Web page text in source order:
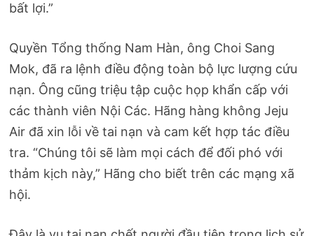
bất lợi.”
Quyền Tổng thống Nam Hàn, ông Choi Sang
Mok, đã ra lệnh điều động toàn bộ lực lượng cứu
nạn. Ông cũng triệu tập cuộc họp khẩn cấp với
các thành viên Nội Các. Hãng hàng không Jeju
Air đã xin lỗi về tai nạn và cam kết hợp tác điều
tra. “Chúng tôi sẽ làm mọi cách để đối phó với
thảm kịch này,” Hãng cho biết trên các mạng xã
hội.